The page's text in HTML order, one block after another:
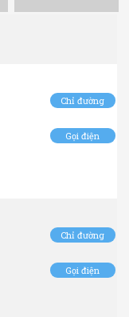
Chỉ đường
Gọi điện
Chỉ đường
Gọi điện